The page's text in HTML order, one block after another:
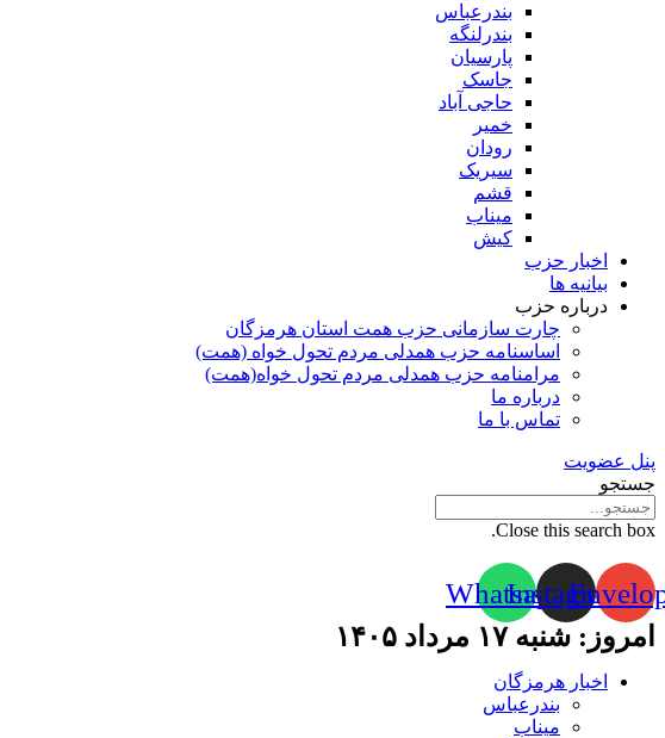
بندرعباس
بندرلنگه
پارسیان
جاسک
حاجی آباد
خمیر
رودان
سیریک
قشم
میناب
کیش
اخبار حزب
بیانیه ها
درباره حزب
چارت سازمانی حزب همت استان هرمزگان
اساسنامه حزب همدلی مردم تحول خواه (همت)
مرامنامه حزب همدلی مردم تحول خواه(همت)
درباره ما
تماس با ما
پنل عضویت
جستجو
Close this search box.
Instagram
Whatsapp
امروز: شنبه ۱۷ مرداد ۱۴۰۵
اخبار هرمزگان
بندرعباس
میناب